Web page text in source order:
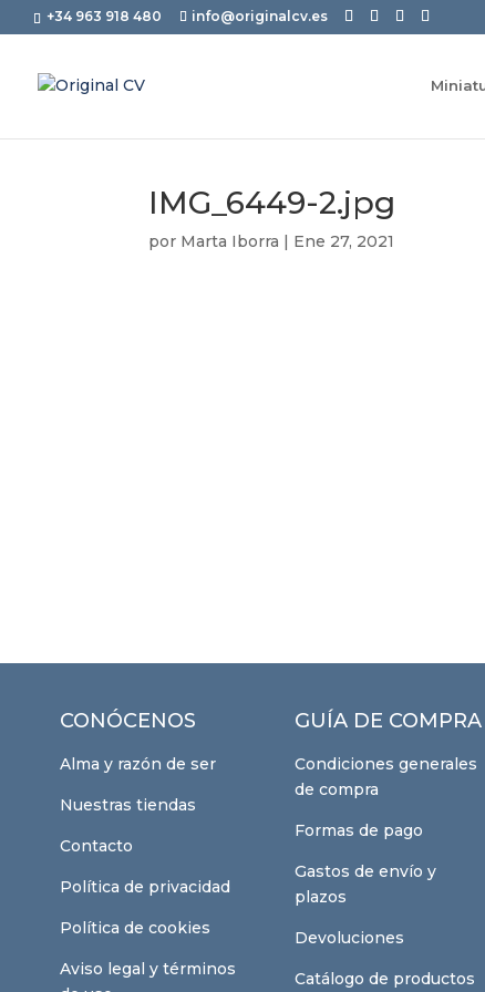
+34 963 918 480 info@originalcv.es
IMG_6449-2.jpg
por Marta Iborra | Ene 27, 2021
CONÓCENOS
Alma y razón de ser
Nuestras tiendas
Contacto
Política de privacidad
Política de cookies
Aviso legal y términos
GUÍA DE COMPRA
Condiciones generales
de compra
Formas de pago
Gastos de envío y
plazos
Devoluciones
Catálogo de productos